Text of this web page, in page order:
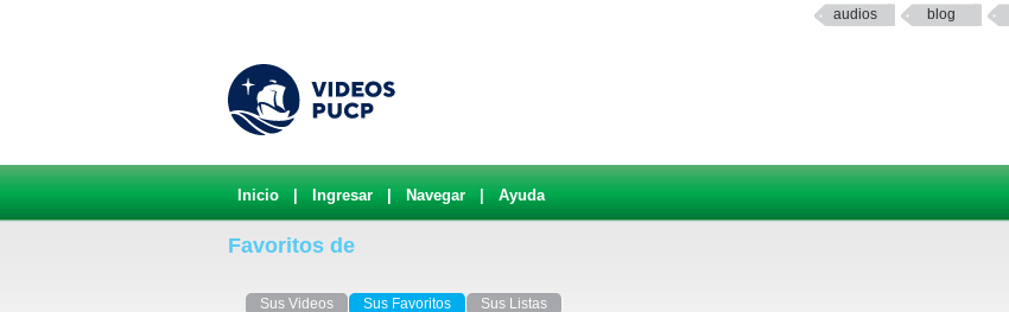
audios blog
Inicio Ingresar Navegar Ayuda
Favoritos de
Sus Videos Sus Favoritos Sus Listas